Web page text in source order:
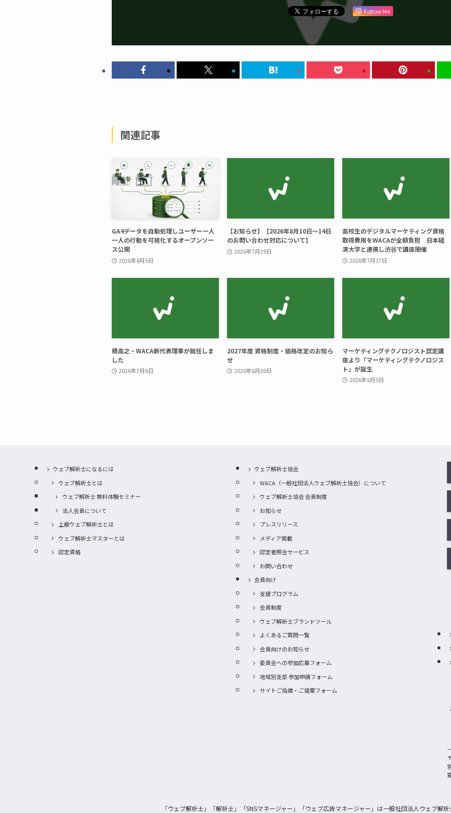
Follow Me
関連記事
GA4データを自動処理しユーザー一人
一人の行動を可視化するオープンソー
ス公開
2026年8月5日
【お知らせ】【2026年8月10日～14日
のお問い合わせ対応について】
2026年7月29日
高校生のデジタルマーケティング資格
取得費用をWACAが全額負担 日本経
済大学と連携し渋谷で講座開催
2026年7月17日
積高之・WACA新代表理事が就任しま
した
2026年7月6日
2027年度 資格制度・価格改定のお知ら
せ
2026年6月30日
マーケティングテクノロジスト認定講
座より「マーケティングテクノロジス
ト」が誕生
2026年6月5日
ウェブ解析士になるには
ウェブ解析士とは
ウェブ解析士 無料体験セミナー
法人会員について
上級ウェブ解析士とは
ウェブ解析士マスターとは
認定資格
ウェブ解析士協会
WACA（一般社団法人ウェブ解析士協会）について
ウェブ解析士協会 会員制度
お知らせ
プレスリリース
メディア掲載
認定者照会サービス
お問い合わせ
会員向け
支援プログラム
会員制度
ウェブ解析士ブランドツール
よくあるご質問一覧
会員向けのお知らせ
委員会への参加応募フォーム
地域別支部 参加申請フォーム
サイトご指摘・ご提案フォーム
「ウェブ解析士」「解析士」「SNSマネージャー」「ウェブ広告マネージャー」は一般社団法人ウェブ解